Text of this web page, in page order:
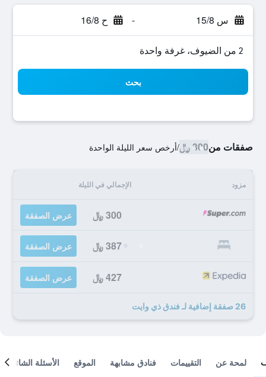
س 15/8 - ح 16/8
2 من الضيوف، غرفة واحدة
بحث
صفقات من300 ﷼ /أرخص سعر الليلة الواحدة
مزود الإجمالي في الليلة
300 ﷼ عرض الصفقة
387 ﷼ عرض الصفقة
427 ﷼ عرض الصفقة
26 صفقة إضافية لـ فندق ذي وايت
لمحة عن التقييمات فنادق مشابهة الموقع الأسئلة الشائعة